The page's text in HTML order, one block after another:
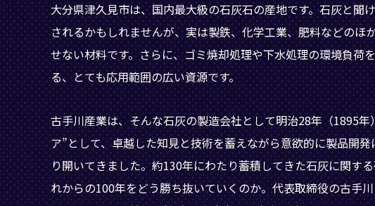
大分県津久見市は、国内最大級の石灰石の産地です。石灰と聞
されるかもしれませんが、実は製鉄、化学工業、肥料などのほ
せない材料です。さらに、ゴミ焼却処理や下水処理の環境負荷
る、とても応用範囲の広い資源です。
古手川産業は、そんな石灰の製造会社として明治28年（1895
ア”として、卓越した知見と技術を蓄えながら意欲的に製品開
り開いてきました。約130年にわたり蓄積してきた石灰に関す
れからの100年をどう勝ち抜いていくのか。代表取締役の古手